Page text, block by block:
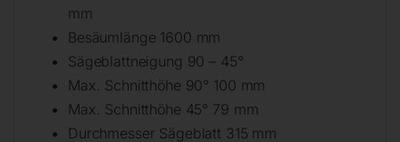
mm
Besäumlänge 1600 mm
Sägeblattneigung 90 – 45°
Max. Schnitthöhe 90° 100 mm
Max. Schnitthöhe 45° 79 mm
Durchmesser Sägeblatt 315 mm